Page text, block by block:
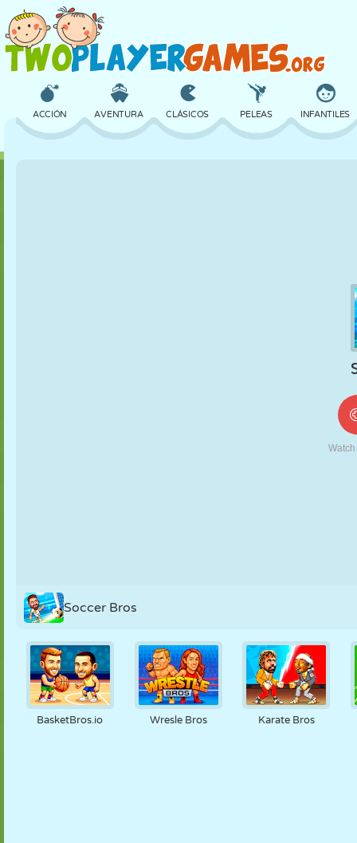
ACCIÓN AVENTURA CLÁSICOS PELEAS INFANTILES
Soccer Bros
BasketBros.io Wresle Bros Karate Bros